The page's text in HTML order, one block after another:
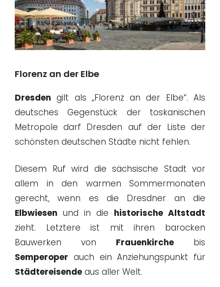
Florenz an der Elbe
Dresden gilt als „Florenz an der Elbe“. Als
deutsches Gegenstück der toskanischen
Metropole darf Dresden auf der Liste der
schönsten deutschen Städte nicht fehlen.
Diesem Ruf wird die sächsische Stadt vor
allem in den warmen Sommermonaten
gerecht, wenn es die Dresdner an die
Elbwiesen und in die historische Altstadt
zieht. Letztere ist mit ihren barocken
Bauwerken von Frauenkirche bis
Semperoper auch ein Anziehungspunkt für
Städtereisende aus aller Welt.